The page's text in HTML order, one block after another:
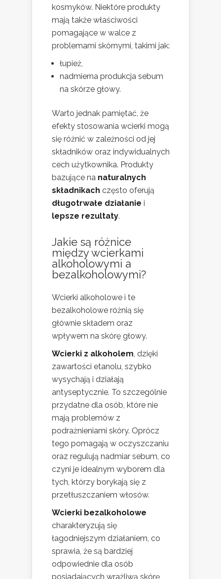
kosmyków. Niektóre produkty
mają także właściwości
pomagające w walce z
problemami skórnymi, takimi jak:
łupież,
nadmierna produkcja sebum
na skórze głowy.
Warto jednak pamiętać, że
efekty stosowania wcierki mogą
się różnić w zależności od jej
składników oraz indywidualnych
cech użytkownika. Produkty
bazujące na naturalnych
składnikach często oferują
długotrwałe działanie i
lepsze rezultaty.
Jakie są różnice
między wcierkami
alkoholowymi a
bezalkoholowymi?
Wcierki alkoholowe i te
bezalkoholowe różnią się
głównie składem oraz
wpływem na skórę głowy.
Wcierki z alkoholem, dzięki
zawartości etanolu, szybko
wysychają i działają
antyseptycznie. To szczególnie
przydatne dla osób, które nie
mają problemów z
podrażnieniami skóry. Oprócz
tego pomagają w oczyszczaniu
oraz regulują nadmiar sebum, co
czyni je idealnym wyborem dla
tych, którzy borykają się z
przetłuszczaniem włosów.
Wcierki bezalkoholowe
charakteryzują się
łagodniejszym działaniem, co
sprawia, że są bardziej
odpowiednie dla osób
posiadających wrażliwą skórę